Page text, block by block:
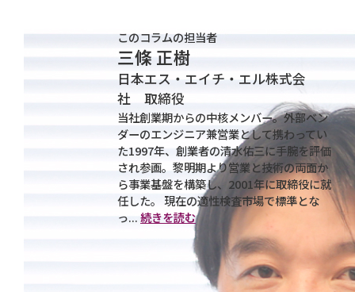
このコラムの担当者
三條 正樹
日本エス・エイチ・エル株式会
社 取締役
当社創業期からの中核メンバー。外部ベン
ダーのエンジニア兼営業として携わってい
た1997年、創業者の清水佑三に手腕を評価
され参画。黎明期より営業と技術の両面か
ら事業基盤を構築し、2001年に取締役に就
任した。 現在の適性検査市場で標準とな
っ...続きを読む